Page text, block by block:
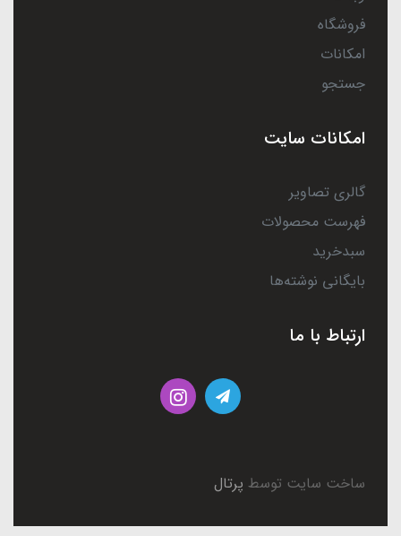
فروشگاه
امکانات
جستجو
امکانات سایت
گالری تصاویر
فهرست محصولات
سبدخرید
بایگانی نوشته‌ها
ارتباط با ما
ساخت سایت توسط پرتال